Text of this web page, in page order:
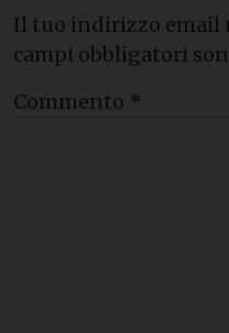
Il tuo indirizzo email
campi obbligatori
Commento *